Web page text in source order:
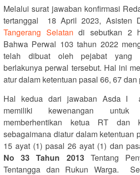
Melalui surat jawaban konfirmasi
tertanggal 18 April 2023, Asisten
Tangerang Selatan di sebutkan 2
Bahwa Perwal 103 tahun 2022
telah dibuat oleh pejabat yang
berlakunya perwal tersebut. Hal ini
atur dalam ketentuan pasal 66, 67 dan
Hal kedua dari jawaban Asda I
memiliki kewenangan untuk
memberhentikan ketua RT
sebagaimana diatur dalam ketentuan
15 ayat (1) pasal 26 ayat (1) dan
No 33 Tahun 2013Tentang
Tentangga dan Rukun Warga.